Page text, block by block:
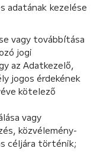
adatának kezelése
vagy továbbítása
jogi
az Adatkezelő,
jogos érdekének
kötelező
vagy
közvélemény-
céljára történik;